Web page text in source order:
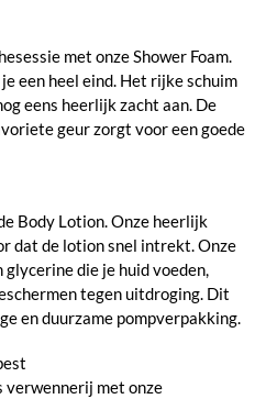
met onze Shower Foam.
een heel eind. Het rijke schuim
eens heerlijk zacht aan. De
geur zorgt voor een goede
Body Lotion. Onze heerlijk
dat de lotion snel intrekt. Onze
die je huid voeden,
tegen uitdroging. Dit
en duurzame pompverpakking.
verwennerij met onze